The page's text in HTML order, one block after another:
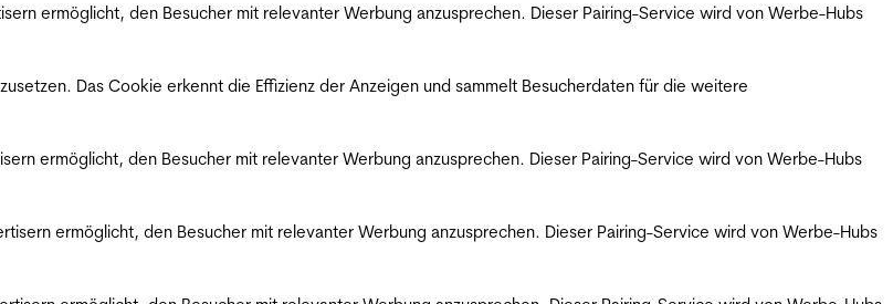
ermöglicht, den Besucher mit relevanter Werbung anzusprechen. Dieser Pairing-Service wird von Werbe-Hubs
Das Cookie erkennt die Effizienz der Anzeigen und sammelt Besucherdaten für die weitere
ermöglicht, den Besucher mit relevanter Werbung anzusprechen. Dieser Pairing-Service wird von Werbe-Hubs
ermöglicht, den Besucher mit relevanter Werbung anzusprechen. Dieser Pairing-Service wird von Werbe-Hubs